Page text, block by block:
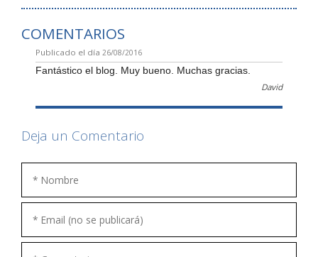
COMENTARIOS
Publicado el día 26/08/2016
Fantástico el blog. Muy bueno. Muchas gracias.
David
Deja un Comentario